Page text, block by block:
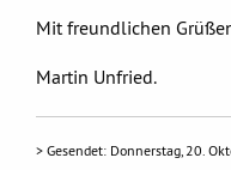
Mit freundlichen
Martin Unfried.
> Gesendet: Donnerstag, 20.